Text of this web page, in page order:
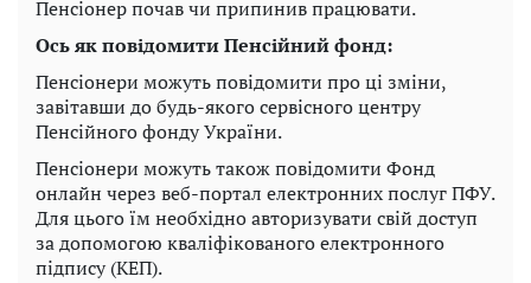
Пенсіонер почав чи припинив працювати.
Ось як повідомити Пенсійний фонд:
Пенсіонери можуть повідомити про ці зміни,
завітавши до будь-якого сервісного центру
Пенсійного фонду України.
Пенсіонери можуть також повідомити Фонд
онлайн через веб-портал електронних послуг ПФУ.
Для цього їм необхідно авторизувати свій доступ
за допомогою кваліфікованого електронного
підпису (КЕП).